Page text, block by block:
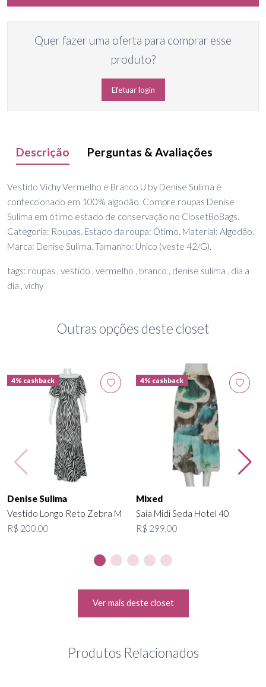
Quer fazer uma oferta para comprar esse
produto?
Efetuar login
Descrição Perguntas & Avaliações
Vestido Vichy Vermelho e Branco U by Denise Sulima é
confeccionado em 100% algodão. Compre roupas Denise
Sulima em ótimo estado de conservação no ClosetBoBags.
Categoria: Roupas. Estado da roupa: Ótimo. Material: Algodão.
Marca: Denise Sulima. Tamanho: Único (veste 42/G).
tags: roupas , vestido , vermelho , branco , denise sulima , dia a
dia , vichy
Outras opções deste closet
4% cashback
Denise Sulima
Vestido Longo Reto Zebra M
R$ 200,00
4% cashback
Mixed
Saia Midi Seda Hotel 40
R$ 299,00
Ver mais deste closet
Produtos Relacionados